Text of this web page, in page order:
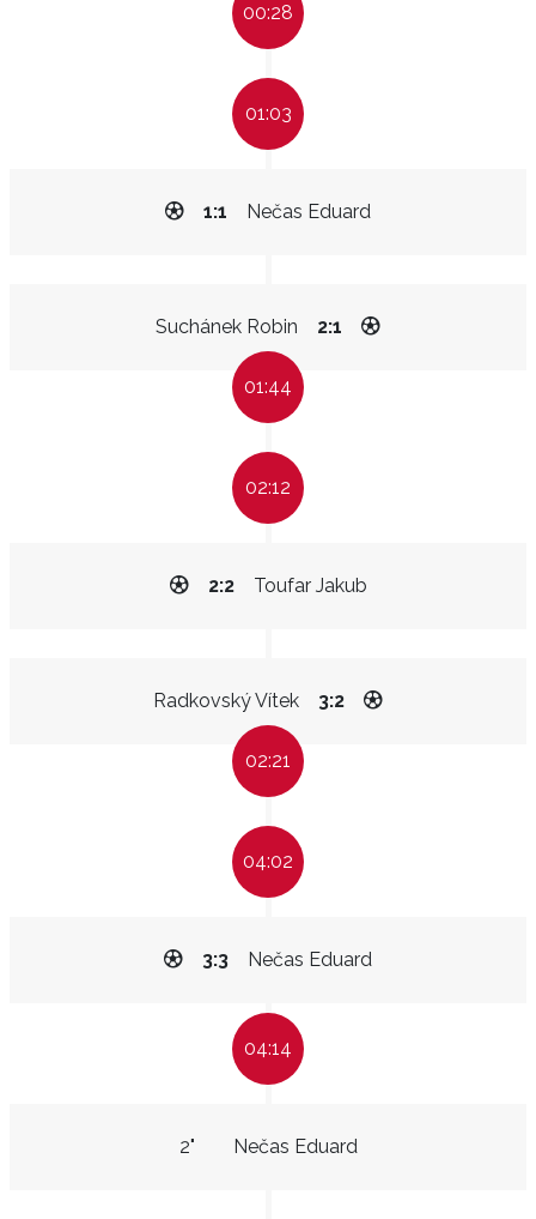
00:28
01:03
Nečas Eduard
1:1
Suchánek Robin 2:1
01:44
02:12
Toufar Jakub
2:2
Radkovský Vítek 3:2
02:21
04:02
Nečas Eduard
3:3
04:14
Nečas Eduard
2"